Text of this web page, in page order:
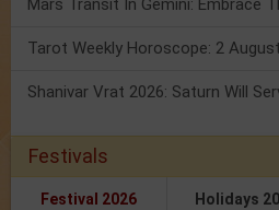
Tarot Weekly Horoscope: 2
Festivals
Festival 2026 Holidays